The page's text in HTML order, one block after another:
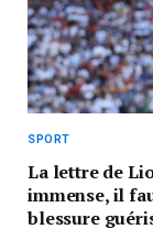
SPORT
La lettre de
immense, il
blessure